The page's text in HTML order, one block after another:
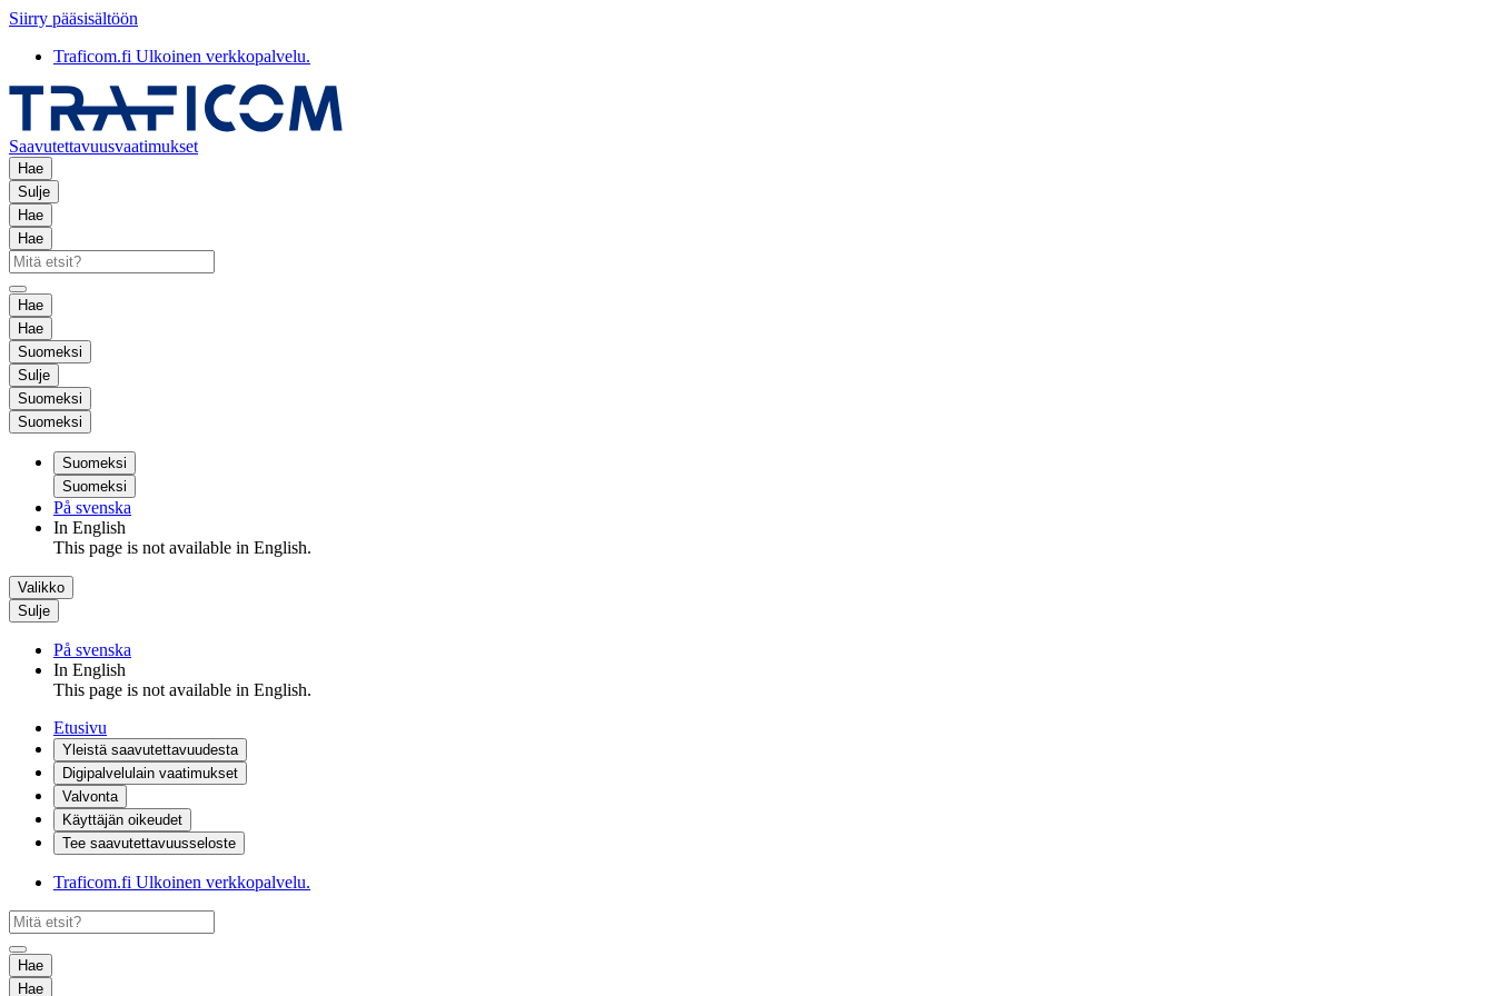
Siirry pääsisältöön
Traficom.fi Ulkoinen verkkopalvelu.
Saavutettavuusvaatimukset
Hae
Sulje
Hae
Hae
Hae
Hae
Suomeksi
Sulje
Suomeksi
Suomeksi
Suomeksi
Suomeksi
På svenska
In English
This page is not available in English.
Valikko
Sulje
På svenska
In English
This page is not available in English.
Etusivu
Yleistä saavutettavuudesta
Digipalvelulain vaatimukset
Valvonta
Käyttäjän oikeudet
Tee saavutettavuusseloste
Traficom.fi Ulkoinen verkkopalvelu.
Hae
Hae